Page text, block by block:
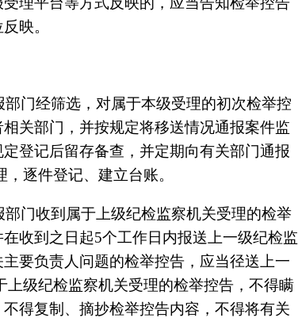
映。
门经筛选，对属于本级受理的初次检举控
关部门，并按规定将移送情况通报案件监
登记后留存备查，并定期向有关部门通报
逐件登记、建立台账。
门收到属于上级纪检监察机关受理的检举
收到之日起5个工作日内报送上一级纪检监
要负责人问题的检举控告，应当径送上一
级纪检监察机关受理的检举控告，不得瞒
得复制、摘抄检举控告内容，不得将有关